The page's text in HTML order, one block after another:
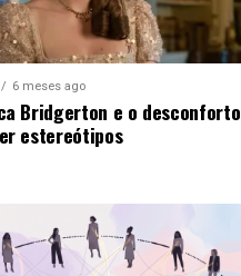
6 meses ago
Bridgerton e o desconforto
estereótipos